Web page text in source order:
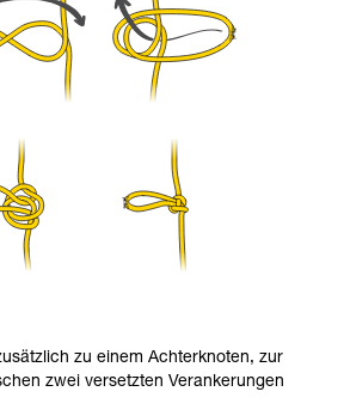
zu einem Achterknoten, zur
zwei versetzten Verankerungen